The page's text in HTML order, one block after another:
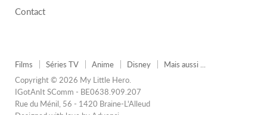
Contact
Films Séries TV Anime Disney
Mais aussi ...
Copyright © 2026 My Little Hero.
IGotAnIt SComm - BE0638.909.207
Rue du Ménil, 56 - 1420 Braine-L'Alleud